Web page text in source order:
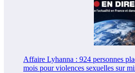
Affaire Lyhanna : 924 personnes
mois pour violences sexuelles sur